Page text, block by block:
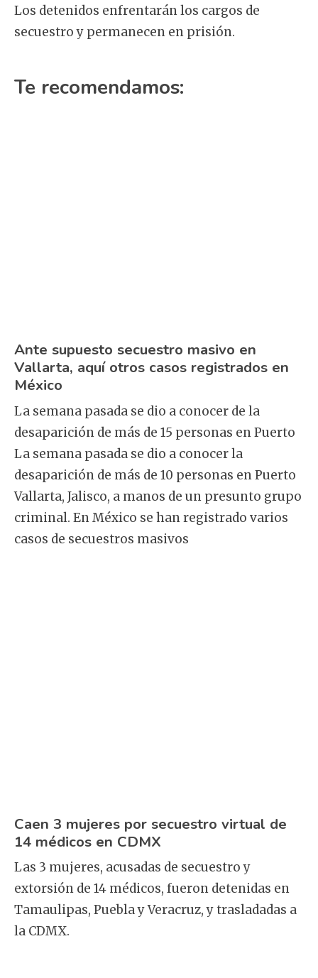
Los detenidos enfrentarán los cargos de
secuestro y permanecen en prisión.
Te recomendamos:
Ante supuesto secuestro masivo en
Vallarta, aquí otros casos registrados en
México
La semana pasada se dio a conocer de la
desaparición de más de 15 personas en Puerto
La semana pasada se dio a conocer la
desaparición de más de 10 personas en Puerto
Vallarta, Jalisco, a manos de un presunto grupo
criminal. En México se han registrado varios
casos de secuestros masivos
Caen 3 mujeres por secuestro virtual de
14 médicos en CDMX
Las 3 mujeres, acusadas de secuestro y
extorsión de 14 médicos, fueron detenidas en
Tamaulipas, Puebla y Veracruz, y trasladadas a
la CDMX.